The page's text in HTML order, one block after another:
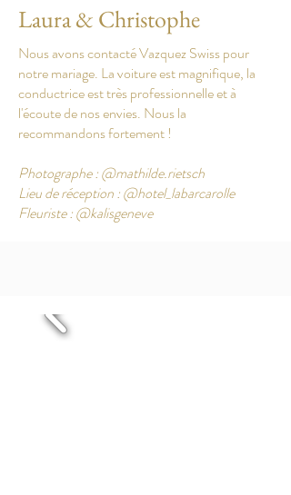
Laura & Christophe
Nous avons contacté Vazquez Swiss pour
notre mariage. La voiture est magnifique, la
conductrice est très professionnelle et à
l'écoute de nos envies. Nous la
recommandons fortement !
Photographe : @mathilde.rietsch
Lieu de réception : @hotel_labarcarolle
Fleuriste : @kalisgeneve